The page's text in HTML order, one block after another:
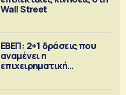
Wall Street
ΕΒΕΠ: 2+1 δράσεις που
αναμένει η
επιχειρηματική